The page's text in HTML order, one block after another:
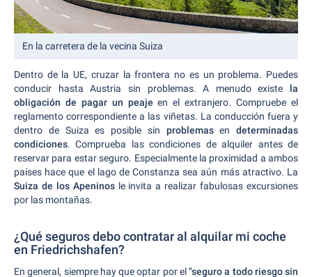
En la carretera de la vecina Suiza
Dentro de la UE, cruzar la frontera no es un problema. Puedes
conducir hasta Austria sin problemas. A menudo existe la
obligación de pagar un peaje en el extranjero. Compruebe el
reglamento correspondiente a las viñetas. La conducción fuera y
dentro de Suiza es posible sin problemasen determinadas
condiciones. Comprueba las condiciones de alquiler antes de
reservar para estar seguro. Especialmente la proximidad a ambos
países hace que el lago de Constanza sea aún más atractivo. La
Suiza de los Apeninosle invita a realizar fabulosas excursiones
por las montañas.
¿Qué seguros debo contratar al alquilar mi coche
en Friedrichshafen?
En general, siempre hay que optar por el"seguro a todo riesgo sin